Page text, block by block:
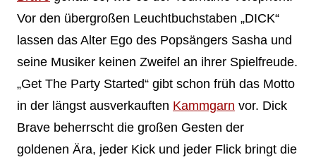
Vor den übergroßen Leuchtbuchstaben „DICK“
lassen das Alter Ego des Popsängers Sasha und
seine Musiker keinen Zweifel an ihrer Spielfreude.
„Get The Party Started“ gibt schon früh das Motto
in der längst ausverkauften Kammgarn vor. Dick
Brave beherrscht die großen Gesten der
goldenen Ära, jeder Kick und jeder Flick bringt die